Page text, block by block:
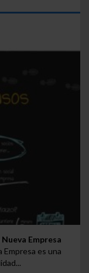
Empresa
Empresa es una